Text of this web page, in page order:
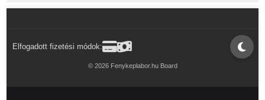
Elfogadott fizetési módok:
© 2026 Fenykeplabor.hu Board